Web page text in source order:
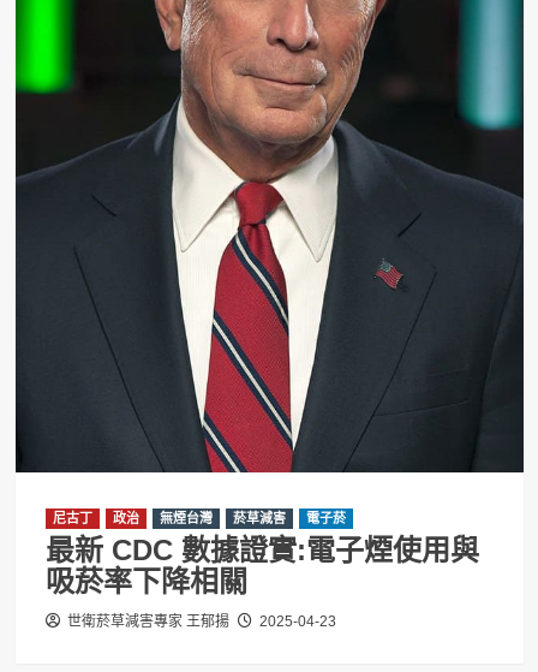
尼古丁 政治 無煙台灣 菸草減害 電子菸
最新 CDC 數據證實:電子煙使用與
吸菸率下降相關
世衛菸草減害專家 王郁揚 2025-04-23